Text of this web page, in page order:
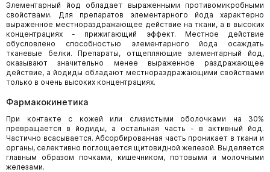
Элементарный йод обладает выраженными противомикробными
свойствами. Для препаратов элементарного йода характерно
выраженное местнораздражающее действие на ткани, а в высоких
концентрациях - прижигающий эффект. Местное действие
обусловлено способностью элементарного йода осаждать
тканевые белки. Препараты, отщепляющие элементарный йод,
оказывают значительно менее выраженное раздражающее
действие, а йодиды обладают местнораздражающими свойствами
только в очень высоких концентрациях.
Фармакокинетика
При контакте с кожей или слизистыми оболочками на 30%
превращается в йодиды, а остальная часть - в активный йод.
Частично всасывается. Абсорбированная часть проникает в ткани и
органы, селективно поглощается щитовидной железой. Выделяется
главным образом почками, кишечником, потовыми и молочными
железами.